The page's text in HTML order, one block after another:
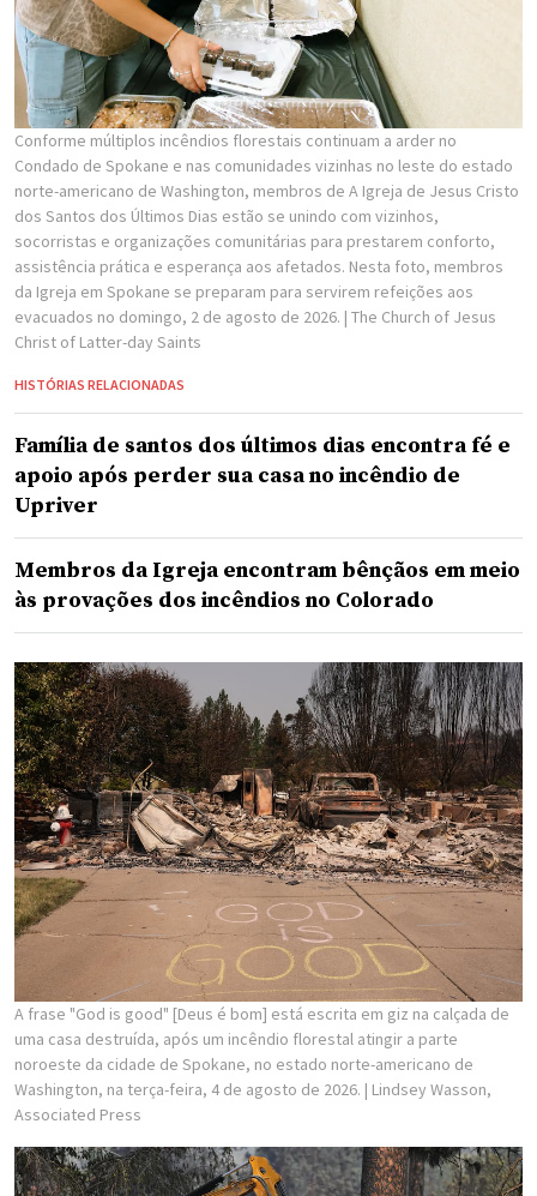
Conforme múltiplos incêndios florestais continuam a arder no
Condado de Spokane e nas comunidades vizinhas no leste do estado
norte-americano de Washington, membros de A Igreja de Jesus Cristo
dos Santos dos Últimos Dias estão se unindo com vizinhos,
socorristas e organizações comunitárias para prestarem conforto,
assistência prática e esperança aos afetados. Nesta foto, membros
da Igreja em Spokane se preparam para servirem refeições aos
evacuados no domingo, 2 de agosto de 2026. | The Church of Jesus
Christ of Latter-day Saints
HISTÓRIAS RELACIONADAS
Família de santos dos últimos dias encontra fé e
apoio após perder sua casa no incêndio de
Upriver
Membros da Igreja encontram bênçãos em meio
às provações dos incêndios no Colorado
A frase "God is good" [Deus é bom] está escrita em giz na calçada de
uma casa destruída, após um incêndio florestal atingir a parte
noroeste da cidade de Spokane, no estado norte-americano de
Washington, na terça-feira, 4 de agosto de 2026. | Lindsey Wasson,
Associated Press